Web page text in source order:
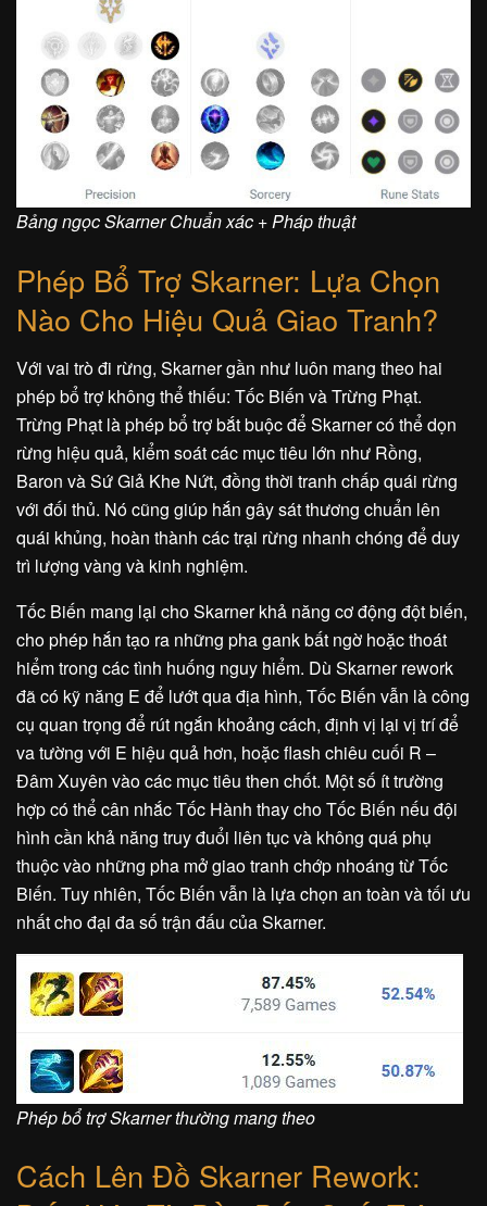
Bảng ngọc Skarner Chuẩn xác + Pháp thuật
Phép Bổ Trợ Skarner: Lựa Chọn
Nào Cho Hiệu Quả Giao Tranh?
Với vai trò đi rừng, Skarner gần như luôn mang theo hai
phép bổ trợ không thể thiếu: Tốc Biến và Trừng Phạt.
Trừng Phạt là phép bổ trợ bắt buộc để Skarner có thể dọn
rừng hiệu quả, kiểm soát các mục tiêu lớn như Rồng,
Baron và Sứ Giả Khe Nứt, đồng thời tranh chấp quái rừng
với đối thủ. Nó cũng giúp hắn gây sát thương chuẩn lên
quái khủng, hoàn thành các trại rừng nhanh chóng để duy
trì lượng vàng và kinh nghiệm.
Tốc Biến mang lại cho Skarner khả năng cơ động đột biến,
cho phép hắn tạo ra những pha gank bất ngờ hoặc thoát
hiểm trong các tình huống nguy hiểm. Dù Skarner rework
đã có kỹ năng E để lướt qua địa hình, Tốc Biến vẫn là công
cụ quan trọng để rút ngắn khoảng cách, định vị lại vị trí để
va tường với E hiệu quả hơn, hoặc flash chiêu cuối R –
Đâm Xuyên vào các mục tiêu then chốt. Một số ít trường
hợp có thể cân nhắc Tốc Hành thay cho Tốc Biến nếu đội
hình cần khả năng truy đuổi liên tục và không quá phụ
thuộc vào những pha mở giao tranh chớp nhoáng từ Tốc
Biến. Tuy nhiên, Tốc Biến vẫn là lựa chọn an toàn và tối ưu
nhất cho đại đa số trận đấu của Skarner.
Phép bổ trợ Skarner thường mang theo
Cách Lên Đồ Skarner Rework: